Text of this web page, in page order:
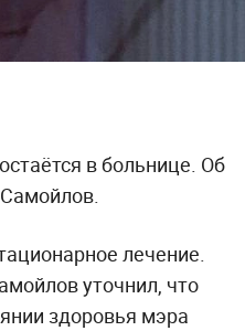
в больнице. Об
лечение.
уточнил, что
здоровья мэра